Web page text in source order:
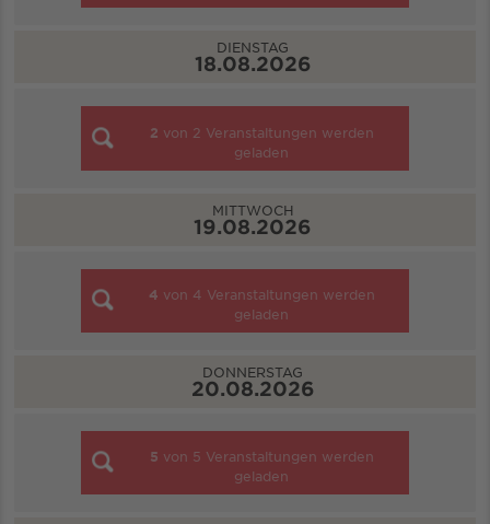
DIENSTAG
18.08.2026
2 von 2 Veranstaltungen werden
geladen
MITTWOCH
19.08.2026
4 von 4 Veranstaltungen werden
geladen
DONNERSTAG
20.08.2026
5 von 5 Veranstaltungen werden
geladen